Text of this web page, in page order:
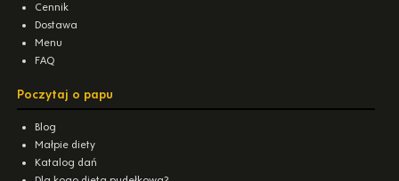
Cennik
Dostawa
Menu
FAQ
Poczytaj o papu
Blog
Małpie diety
Katalog dań